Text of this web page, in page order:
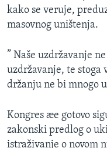
kako se veruje,
masovnog uništenja.
” Naše uzdržavanje
uzdržavanje, te stoga
držanju ne bi mnogo
Kongres æe gotovo
zakonski predlog o
istraživanje o novom